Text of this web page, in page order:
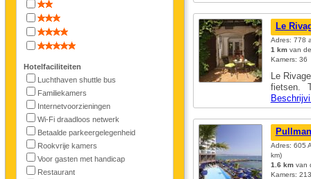
Hotelfaciliteiten
Luchthaven shuttle bus
Familiekamers
Internetvoorzieningen
Wi-Fi draadloos netwerk
Betaalde parkeergelegenheid
Rookvrije kamers
Voor gasten met handicap
Restaurant
Le
Adres: 778
1 kmvan
Kamers: 36
Le
fietsen.
Adres: 605
km)
1.6 kmvan
Kamers: